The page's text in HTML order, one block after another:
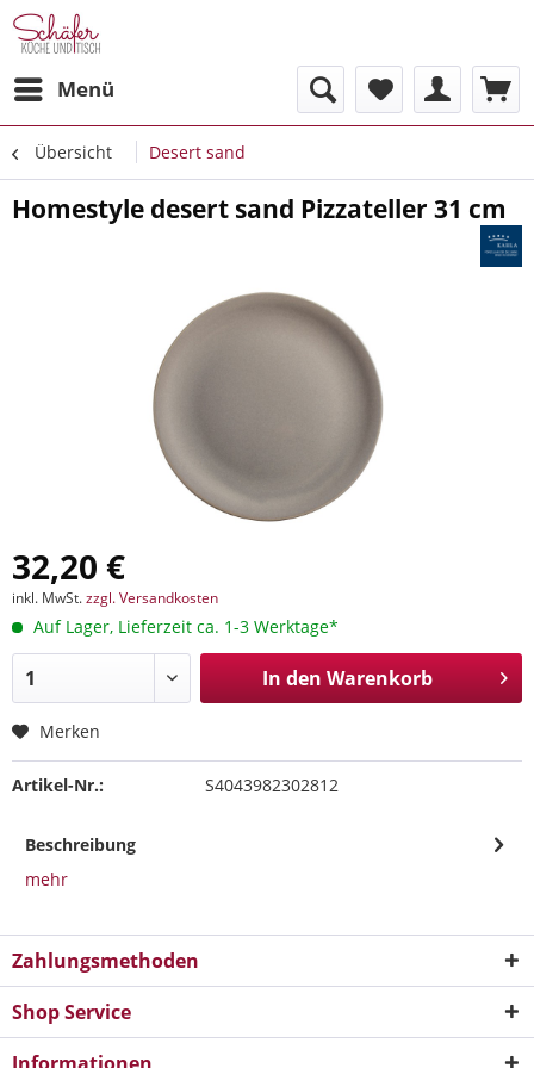
Menü
Übersicht Desert sand
Homestyle desert sand Pizzateller 31 cm
32,20 €
inkl. MwSt.zzgl. Versandkosten
Auf Lager, Lieferzeit ca. 1-3 Werktage*
In den Warenkorb
Merken
Artikel-Nr.: S4043982302812
Beschreibung
mehr
Zahlungsmethoden
Shop Service